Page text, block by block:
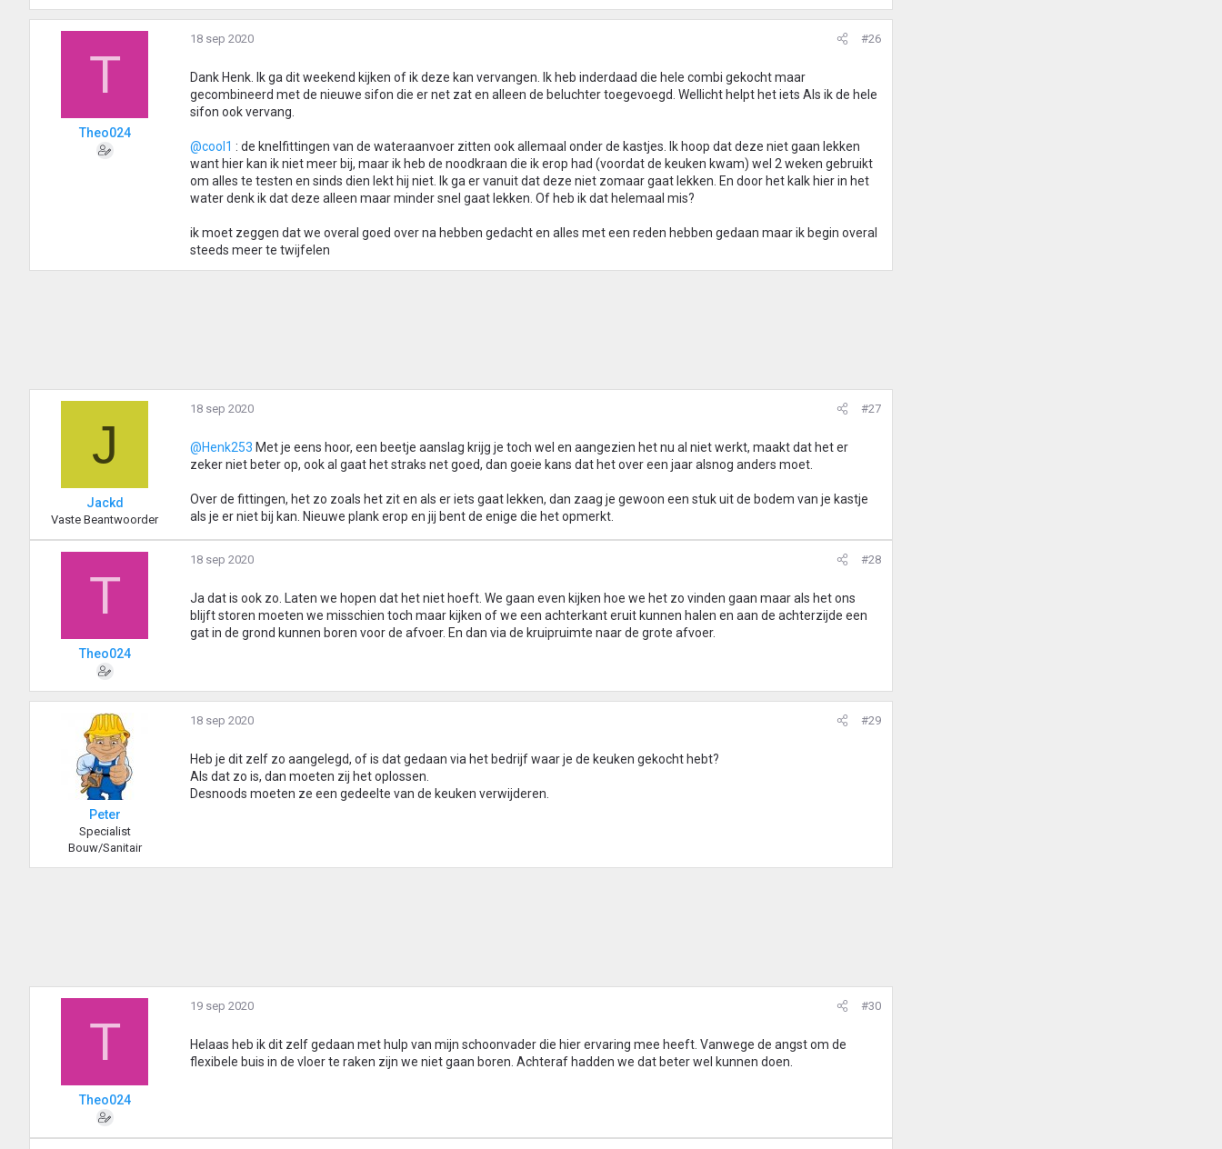
T
Theo024
18 sep 2020 #26
Dank Henk. Ik ga dit weekend kijken of ik deze kan vervangen. Ik heb inderdaad die hele combi gekocht maar
gecombineerd met de nieuwe sifon die er net zat en alleen de beluchter toegevoegd. Wellicht helpt het iets Als ik de hele
sifon ook vervang.
@cool1 : de knelfittingen van de wateraanvoer zitten ook allemaal onder de kastjes. Ik hoop dat deze niet gaan lekken
want hier kan ik niet meer bij, maar ik heb de noodkraan die ik erop had (voordat de keuken kwam) wel 2 weken gebruikt
om alles te testen en sinds dien lekt hij niet. Ik ga er vanuit dat deze niet zomaar gaat lekken. En door het kalk hier in het
water denk ik dat deze alleen maar minder snel gaat lekken. Of heb ik dat helemaal mis?
ik moet zeggen dat we overal goed over na hebben gedacht en alles met een reden hebben gedaan maar ik begin overal
steeds meer te twijfelen
J
Jackd
Vaste Beantwoorder
18 sep 2020 #27
@Henk253 Met je eens hoor, een beetje aanslag krijg je toch wel en aangezien het nu al niet werkt, maakt dat het er
zeker niet beter op, ook al gaat het straks net goed, dan goeie kans dat het over een jaar alsnog anders moet.
Over de fittingen, het zo zoals het zit en als er iets gaat lekken, dan zaag je gewoon een stuk uit de bodem van je kastje
als je er niet bij kan. Nieuwe plank erop en jij bent de enige die het opmerkt.
T
Theo024
18 sep 2020 #28
Ja dat is ook zo. Laten we hopen dat het niet hoeft. We gaan even kijken hoe we het zo vinden gaan maar als het ons
blijft storen moeten we misschien toch maar kijken of we een achterkant eruit kunnen halen en aan de achterzijde een
gat in de grond kunnen boren voor de afvoer. En dan via de kruipruimte naar de grote afvoer.
Peter
Specialist
Bouw/Sanitair
18 sep 2020 #29
Heb je dit zelf zo aangelegd, of is dat gedaan via het bedrijf waar je de keuken gekocht hebt?
Als dat zo is, dan moeten zij het oplossen.
Desnoods moeten ze een gedeelte van de keuken verwijderen.
T
Theo024
19 sep 2020 #30
Helaas heb ik dit zelf gedaan met hulp van mijn schoonvader die hier ervaring mee heeft. Vanwege de angst om de
flexibele buis in de vloer te raken zijn we niet gaan boren. Achteraf hadden we dat beter wel kunnen doen.